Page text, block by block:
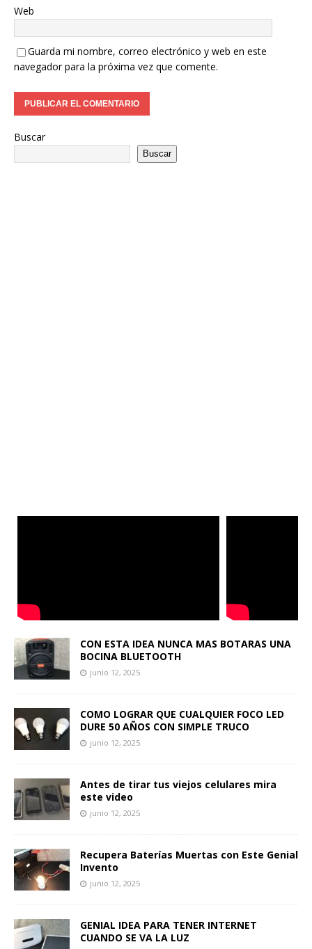
Web
Guarda mi nombre, correo electrónico y web en este
navegador para la próxima vez que comente.
Buscar
Buscar
CON ESTA IDEA NUNCA MAS BOTARAS UNA
BOCINA BLUETOOTH
junio 12, 2025
COMO LOGRAR QUE CUALQUIER FOCO LED
DURE 50 AÑOS CON SIMPLE TRUCO
junio 12, 2025
Antes de tirar tus viejos celulares mira
este video
junio 12, 2025
Recupera Baterías Muertas con Este Genial
Invento
junio 12, 2025
GENIAL IDEA PARA TENER INTERNET
CUANDO SE VA LA LUZ